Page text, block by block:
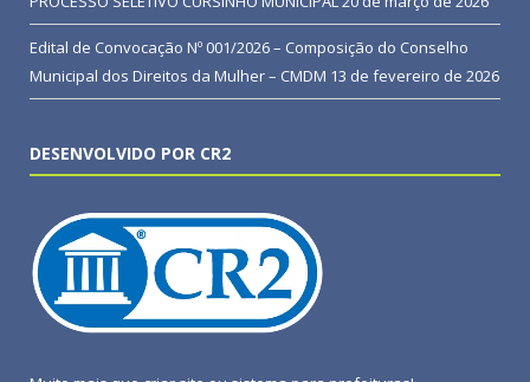
Edital de Convocação Nº 001/2026 – Composição do Conselho
Municipal dos Direitos da Mulher – CMDM 13 de fevereiro de 2026
DESENVOLVIDO POR CR2